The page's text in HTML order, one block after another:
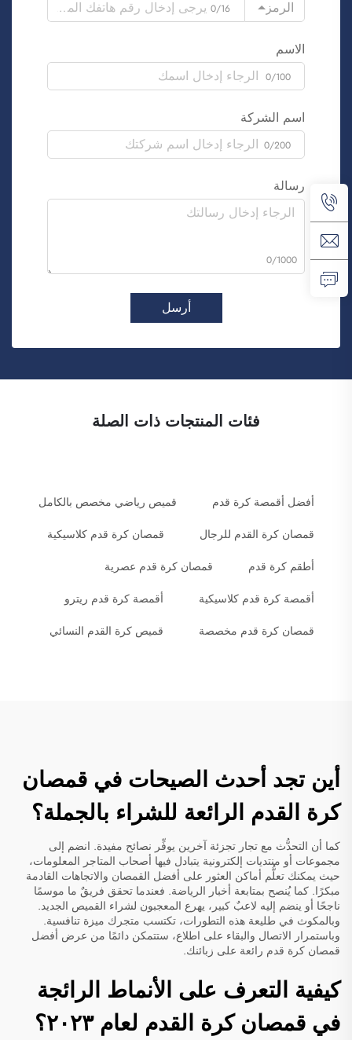
الرمز 0/16
الاسم
0/100
اسم الشركة
0/200
رسالة
0/1000
أرسل
فئات المنتجات ذات الصلة
أفضل أقمصة كرة قدم قميص رياضي مخصص بالكامل
قمصان كرة القدم للرجال قمصان كرة قدم كلاسيكية
أطقم كرة قدم قمصان كرة قدم عصرية
أقمصة كرة قدم كلاسيكية أقمصة كرة قدم ريترو
قمصان كرة قدم مخصصة قميص كرة القدم النسائي
أين تجد أحدث الصيحات في قمصان
كرة القدم الرائعة للشراء بالجملة؟
كما أن التحدُّث مع تجار تجزئة آخرين يوفِّر نصائح مفيدة. انضم إلى
مجموعات أو منتديات إلكترونية يتبادل فيها أصحاب المتاجر المعلومات،
حيث يمكنك تعلُّم أماكن العثور على أفضل القمصان والاتجاهات القادمة
مبكرًا. كما يُنصح بمتابعة أخبار الرياضة. فعندما تحقق فريقٌ ما موسمًا
ناجحًا أو ينضم إليه لاعبٌ كبير، يهرع المعجبون لشراء القميص الجديد.
وبالمكوث في طليعة هذه التطورات، تكتسب متجرك ميزة تنافسية.
وباستمرار الاتصال والبقاء على اطلاع، ستتمكن دائمًا من عرض أفضل
قمصان كرة قدم رائعة على زبائنك.
كيفية التعرف على الأنماط الرائجة
في قمصان كرة القدم لعام ٢٠٢٣؟